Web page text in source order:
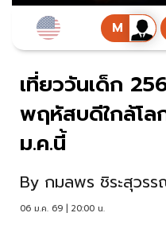
เที่ยววันเด็ก
พฤหัสบดีใกล้โล
ม.ค.นี้
By กมลพร ชิระสุวร
06 ม.ค. 69 | 20:00 น.